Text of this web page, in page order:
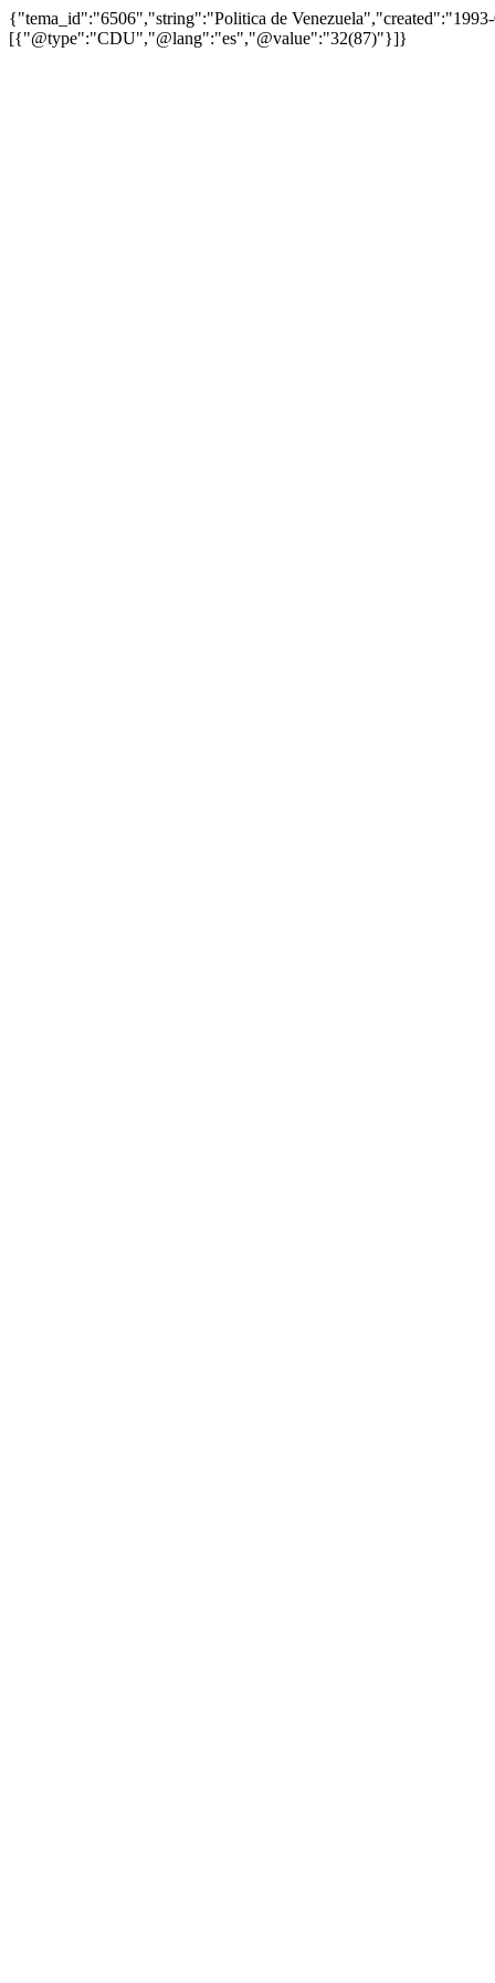
{"tema_id":"6506","string":"Politica de
[{"@type":"CDU","@lang":"es","@value":"32(87)"}]}